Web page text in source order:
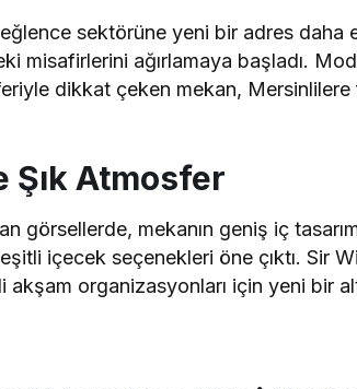
sektörüne yeni bir adres daha
misafirlerini ağırlamaya başladı.
dikkat çeken mekan, Mersinlilere
Şık Atmosfer
görsellerde, mekanın geniş iç
içecek seçenekleri öne çıktı. Sir
akşam organizasyonları için yeni bir